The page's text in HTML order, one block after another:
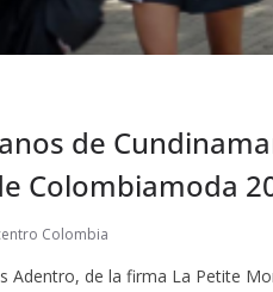
de
Colombiamoda
Colombia
Adentro, de la firma La Petite